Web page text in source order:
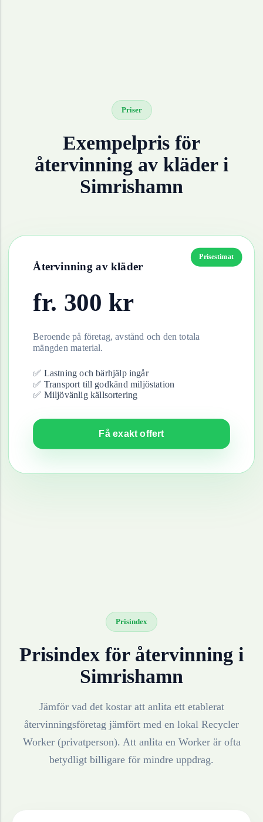
Priser
Exempelpris för
återvinning av kläderi
Simrishamn
Prisestimat
Återvinning av kläder
fr. 300 kr
Beroende på företag, avstånd och den totala
mängden material.
✅ Lastning och bärhjälp ingår
✅ Transport till godkänd miljöstation
✅ Miljövänlig källsortering
Få exakt offert
Prisindex
Prisindex för återvinning i
Simrishamn
Jämför vad det kostar att anlita ett etablerat
återvinningsföretag jämfört med en lokal Recycler
Worker (privatperson). Att anlita en Worker är ofta
betydligt billigare för mindre uppdrag.